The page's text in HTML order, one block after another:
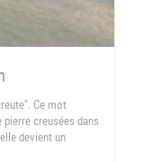
Ce mot
creusées dans
devient un